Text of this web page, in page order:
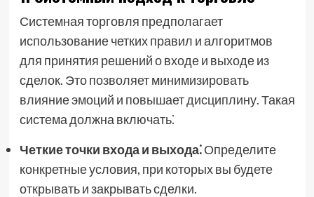
Системная торговля предполагает
использование четких правил и алгоритмов
для принятия решений о входе и выходе из
сделок. Это позволяет минимизировать
влияние эмоций и повышает дисциплину. Такая
система должна включать⁚
Четкие точки входа и выхода⁚Определите
конкретные условия, при которых вы будете
открывать и закрывать сделки.